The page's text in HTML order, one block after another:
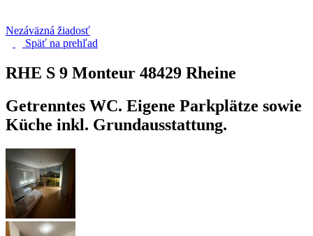
Nezáväzná žiadosť
Späť na prehľad
RHE S 9 Monteur 48429 Rheine
Getrenntes WC. Eigene Parkplätze sowie
Küche inkl. Grundausstattung.